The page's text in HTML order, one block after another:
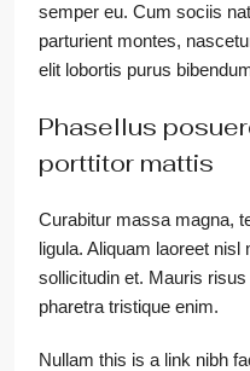
semper eu. Cum sociis
parturient montes,
elit lobortis purus
Phasellus
porttitor mattis
Curabitur massa magna,
ligula. Aliquam laoreet
sollicitudin et. Mauris
pharetra tristique enim.
Nullam this is a link nibh